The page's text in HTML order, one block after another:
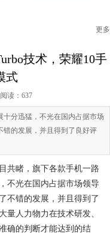
更多
技术，荣耀10手
式
阅读：637
分迅猛，不光在国内占据市场
错的发展，并且得到了良好评
共睹，旗下各款手机一路
不光在国内占据市场领导
不错的发展，并且得到了
量人力物力在技术研发、
确的判断才能达到的结